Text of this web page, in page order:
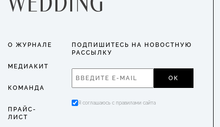
О ЖУРНАЛЕ
МЕДИАКИТ
КОМАНДА
ПРАЙС-
ЛИСТ
ПОДПИШИТЕСЬ НА НОВОСТНУЮ
РАССЫЛКУ
ОК
Я соглашаюсь с правилами сайта